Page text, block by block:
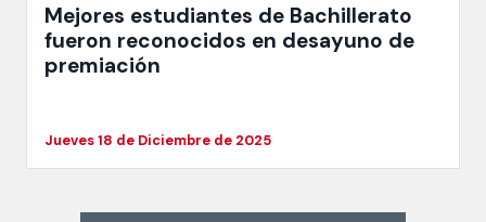
Mejores estudiantes de Bachillerato
fueron reconocidos en desayuno de
premiación
Jueves 18 de Diciembre de 2025